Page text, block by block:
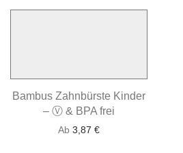
Bambus Zahnbürste Kinder
– Ⓥ & BPA frei
Ab 3,87 €